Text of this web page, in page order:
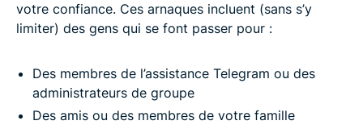
votre confiance. Ces arnaques incluent (sans s’y
limiter) des gens qui se font passer pour :
Des membres de l’assistance Telegram ou des
administrateurs de groupe
Des amis ou des membres de votre famille